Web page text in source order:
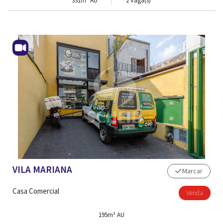
VILA MARIANA
Casa Comercial
Marcar
Venda
195m² AU